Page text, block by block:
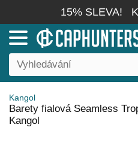
15% SLEVA!
Kangol
Barety fialová Seamless
Kangol